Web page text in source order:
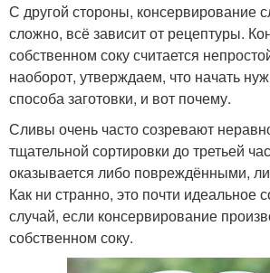
С другой стороны, консервирование
сложно, всё зависит от рецептуры.
собственном соку считается
наоборот, утверждаем, что начать
способа заготовки, и вот почему.
Сливы очень часто созревают
тщательной сортировки до третьей
оказывается либо повреждёнными,
Как ни странно, это почти идеальное
случай, если консервирование
собственном соку.